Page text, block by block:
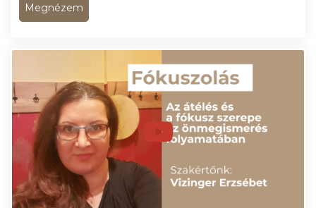
Megnézem